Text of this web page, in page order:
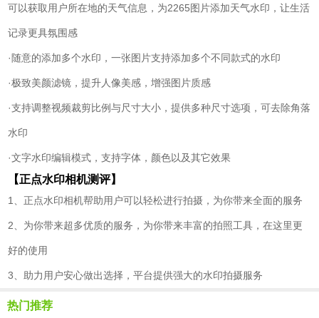
可以获取用户所在地的天气信息，为2265图片添加天气水印，让生活
记录更具氛围感
·随意的添加多个水印，一张图片支持添加多个不同款式的水印
·极致美颜滤镜，提升人像美感，增强图片质感
·支持调整视频裁剪比例与尺寸大小，提供多种尺寸选项，可去除角落
水印
·文字水印编辑模式，支持字体，颜色以及其它效果
【正点水印相机测评】
1、正点水印相机帮助用户可以轻松进行拍摄，为你带来全面的服务
2、为你带来超多优质的服务，为你带来丰富的拍照工具，在这里更
好的使用
3、助力用户安心做出选择，平台提供强大的水印拍摄服务
热门推荐